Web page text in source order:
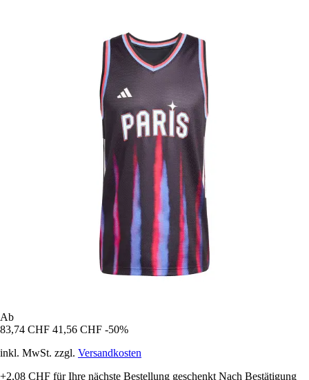
Ab
83,74 CHF 41,56 CHF -50%
inkl. MwSt. zzgl. Versandkosten
+2,08 CHF für Ihre nächste Bestellung geschenkt Nach Bestätigung